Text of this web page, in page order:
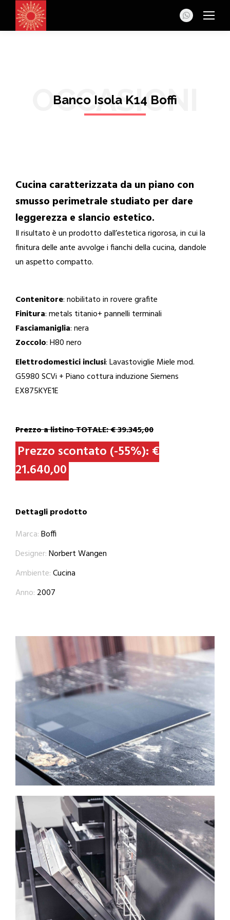
Whatsapp
OCCASIONI
Banco Isola K14 Boffi
Cucina caratterizzata da un piano con
smusso perimetrale studiato per dare
leggerezza e slancio estetico.
Il risultato è un prodotto dall’estetica rigorosa, in cui la
finitura delle ante avvolge i fianchi della cucina, dandole
un aspetto compatto.
Contenitore: nobilitato in rovere grafite
Finitura: metals titanio+ pannelli terminali
Fasciamaniglia: nera
Zoccolo: H80 nero
Elettrodomestici inclusi: Lavastoviglie Miele mod.
G5980 SCVi + Piano cottura induzione Siemens
EX875KYE1E
Prezzo a listino TOTALE: € 39.345,00
Prezzo scontato (-55%): €
21.640,00
Dettagli prodotto
Marca:Boffi
Designer:Norbert Wangen
Ambiente:Cucina
Anno: 2007